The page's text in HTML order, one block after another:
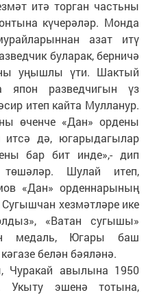
итә торган частьны
күчерәләр. Монда
азат итү
буларак, берничә
уңышлы үти. Шактый
япон разведчигын үз
итеп кайта Мулланур.
өченче «Дан» ордены
итсә дә, югарыдагылар
бар бит инде»,- дип
Шулай итеп,
«Дан» орденнарының
хезмәтләре ике
«Ватан сугышы»
медаль, Югары баш
белән бәяләнә.
Чуракай авылына 1950
эшенә тотына,